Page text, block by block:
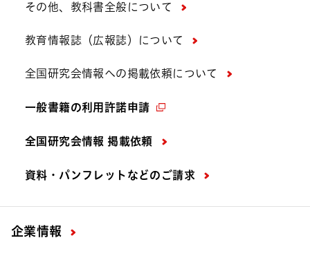
その他、教科書全般について
教育情報誌（広報誌）について
全国研究会情報への掲載依頼について
一般書籍の利用許諾申請
全国研究会情報 掲載依頼
資料・パンフレットなどの ご請求
企業情報